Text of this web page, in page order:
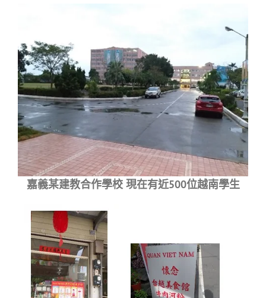
嘉義某建教合作學校 現在有近500位越南學生